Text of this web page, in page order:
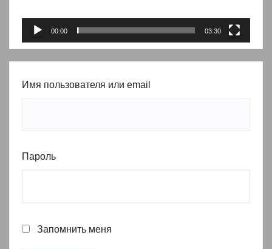
00:00 03:30
Имя пользователя или email
Пароль
Запомнить меня